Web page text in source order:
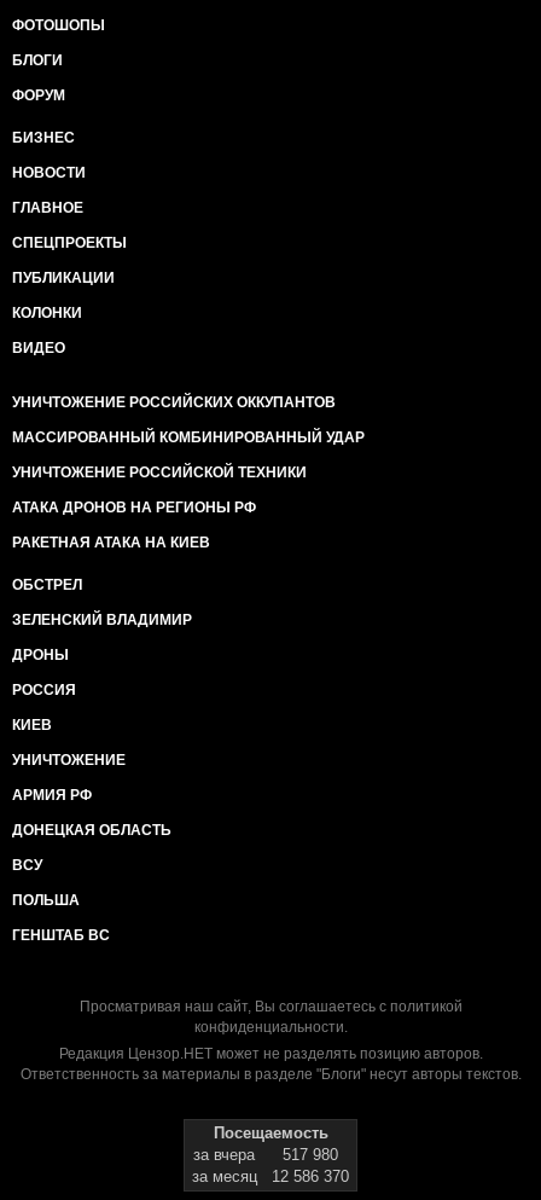
ФОТОШОПЫ
БЛОГИ
ФОРУМ
БИЗНЕС
НОВОСТИ
ГЛАВНОЕ
СПЕЦПРОЕКТЫ
ПУБЛИКАЦИИ
КОЛОНКИ
ВИДЕО
УНИЧТОЖЕНИЕ РОССИЙСКИХ ОККУПАНТОВ
МАССИРОВАННЫЙ КОМБИНИРОВАННЫЙ УДАР
УНИЧТОЖЕНИЕ РОССИЙСКОЙ ТЕХНИКИ
АТАКА ДРОНОВ НА РЕГИОНЫ РФ
РАКЕТНАЯ АТАКА НА КИЕВ
ОБСТРЕЛ
ЗЕЛЕНСКИЙ ВЛАДИМИР
ДРОНЫ
РОССИЯ
КИЕВ
УНИЧТОЖЕНИЕ
АРМИЯ РФ
ДОНЕЦКАЯ ОБЛАСТЬ
ВСУ
ПОЛЬША
ГЕНШТАБ ВС
Просматривая наш сайт, Вы соглашаетесь с политикой
конфиденциальности.
Редакция Цензор.НЕТ может не разделять позицию авторов.
Ответственность за материалы в разделе "Блоги" несут авторы текстов.
Посещаемость
за вчера
517 980
за месяц
12 586 370